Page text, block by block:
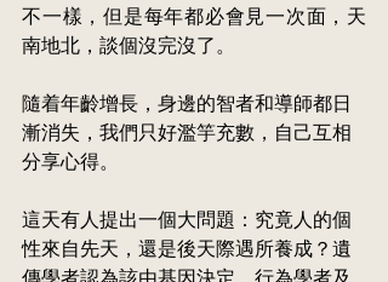
不一樣，但是每年都必會見一次面，天
南地北，談個沒完沒了。
隨着年齡增長，身邊的智者和導師都日
漸消失，我們只好濫竽充數，自己互相
分享心得。
這天有人提出一個大問題：究竟人的個
性來自先天，還是後天際遇所養成？遺